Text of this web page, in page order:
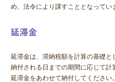
め、法令により課すこととなってい
延滞金
延滞金は、滞納税額を計算の基礎
納付される日までの期間に応じて
延滞金をあわせて納付してください。